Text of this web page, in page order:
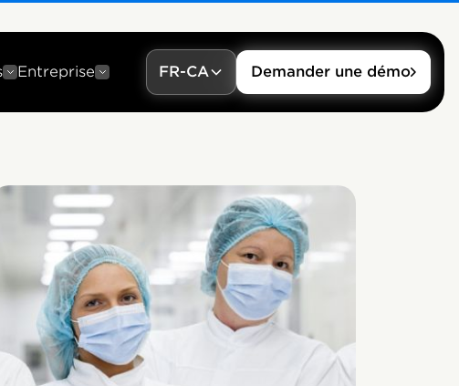
Entreprise FR-CA Demander une démo